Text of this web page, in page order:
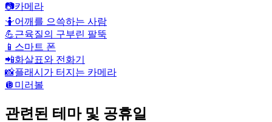
📷카메라
🤷어깨를 으쓱하는 사람
💪근육질의 구부린 팔뚝
📱 스마트 폰
📲화살표와 전화기
📸플래시가 터지는 카메라
🪩 미러볼
관련된 테마 및 공휴일